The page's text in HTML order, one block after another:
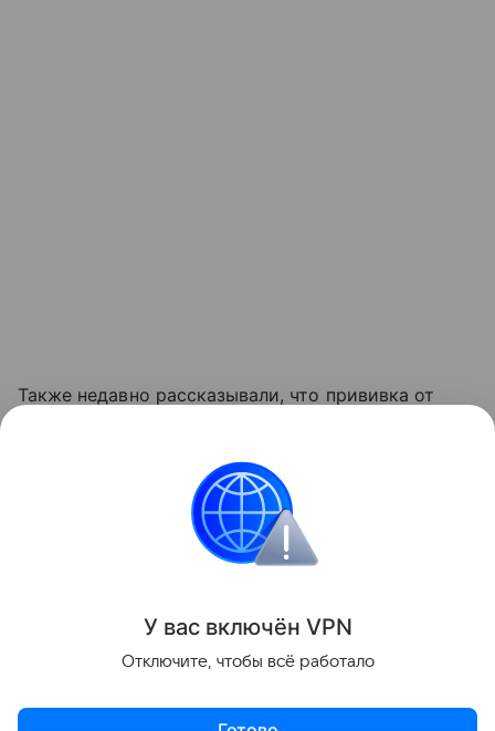
Также недавно рассказывали, что прививка от
статье
Биология
Поделиться
У вас включён VPN
Отключите, чтобы всё работало